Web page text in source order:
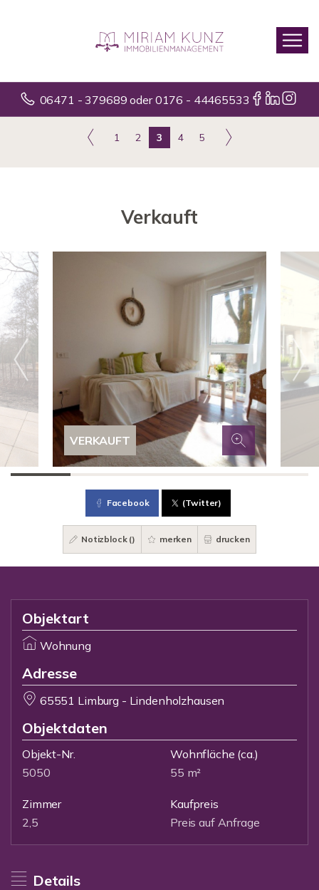
06471 - 379689 oder 0176 - 44465533
1 2 3 4 5
Verkauft
VERKAUFT
Facebook (Twitter)
Notizblock () merken drucken
Objektart
Wohnung
Adresse
65551 Limburg - Lindenholzhausen
Objektdaten
Objekt-Nr.
5050
Wohnfläche (ca.)
55 m²
Zimmer
2,5
Kaufpreis
Preis auf Anfrage
Details